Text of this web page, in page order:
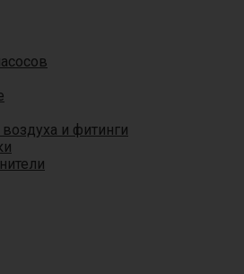
и фитинги